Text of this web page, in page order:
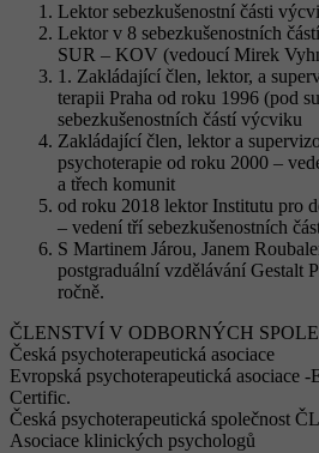
Lektor sebezkušenostní části
Lektor v 8 sebezkušenostních
SUR – KOV (vedoucí Mirek
1. Zakládající člen, lektor, a
terapii Praha od roku 1996 (pod
sebezkušenostních částí výcviku
Zakládající člen, lektor a
psychoterapie od roku 2000 –
a třech komunit
od roku 2018 lektor Institutu pro
– vedení tří sebezkušenostních
S Martinem Járou, Janem
postgraduální vzdělávání Gestalt
ročně.
ČLENSTVÍ V ODBORNÝCH
Česká psychoterapeutická asociace
Evropská psychoterapeutická asociace -
Certific.
Česká psychoterapeutická společnost
Asociace klinických psychologů